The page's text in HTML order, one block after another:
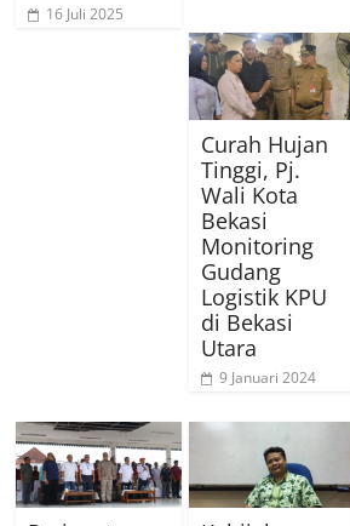
16 Juli 2025
Curah Hujan
Tinggi, Pj.
Wali Kota
Bekasi
Monitoring
Gudang
Logistik KPU
di Bekasi
Utara
9 Januari 2024